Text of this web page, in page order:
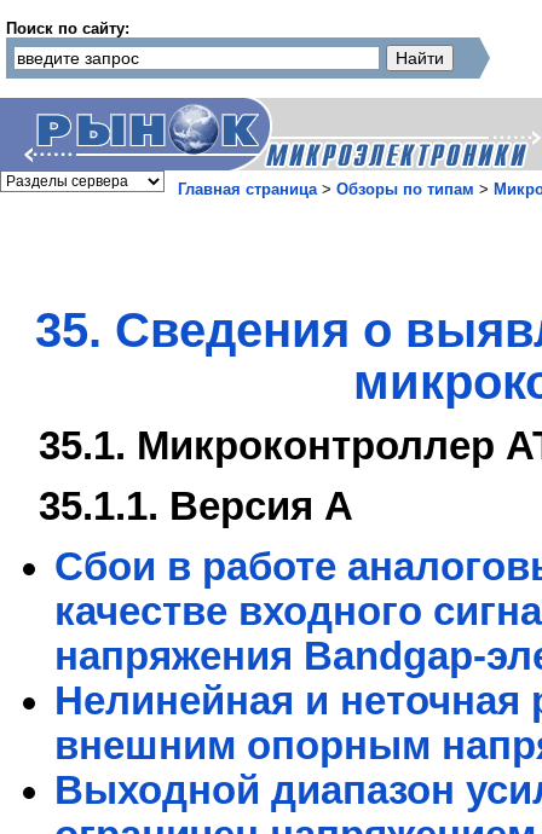
Поиск по сайту:
Главная страница> Обзоры по типам >
35. Сведения о
35.1. Микроконтроллер
35.1.1. Версия A
Сбои в работе
качестве входного
напряжения Bandgap-
Нелинейная и
внешним опорным
Выходной диапазон